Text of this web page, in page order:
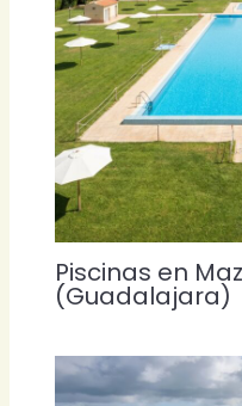
Piscinas en
(Guadalajara)